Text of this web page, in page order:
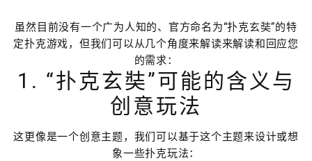
虽然目前没有一个广为人知的、官方命名为“扑克玄奘”的特
定扑克游戏，但我们可以从几个角度来解读来解读和回应您
的需求：
1. “扑克玄奘”可能的含义与
创意玩法
这更像是一个创意主题，我们可以基于这个主题来设计或想
象一些扑克玩法：